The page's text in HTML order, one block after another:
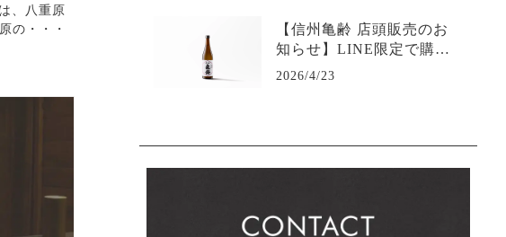
、八重原
の・・・
【信州亀齢 店頭販売のお
知らせ】LINE限定で購入
可能-日本酒専門店坐kura
2026/4/23